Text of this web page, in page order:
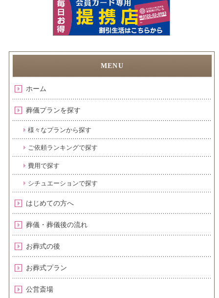
ホーム
葬儀プランを探す
様々なプランから探す
ご依頼ランキングで探す
費用で探す
シチュエーションで探す
はじめての方へ
葬儀・葬儀後の流れ
お葬式の後
お葬式プラン
公営斎場